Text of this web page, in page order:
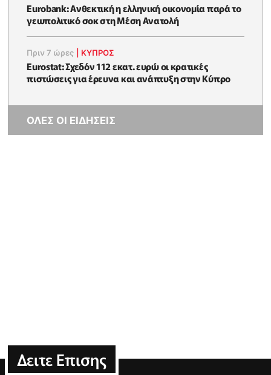
Eurobank: Ανθεκτική η ελληνική οικονομία παρά το
γεωπολιτικό σοκ στη Μέση Ανατολή
Πριν 7 ώρες ΚΥΠΡΟΣ
Eurostat: Σχεδόν 112 εκατ. ευρώ οι κρατικές
πιστώσεις για έρευνα και ανάπτυξη στην Κύπρο
ΟΛΕΣ ΟΙ ΕΙΔΗΣΕΙΣ
Δειτε Επισης